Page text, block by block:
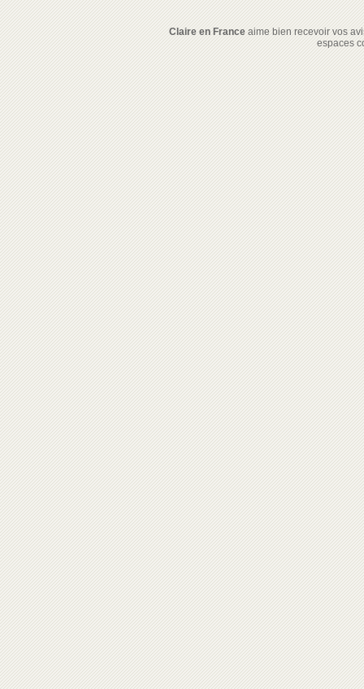
Claire en Franceaime bien recevoir vos
espaces